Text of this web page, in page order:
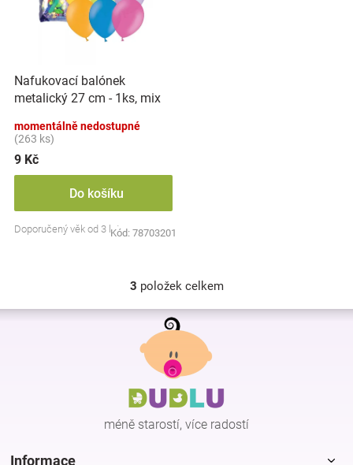
Nafukovací balónek
metalický 27 cm - 1ks, mix
momentálně nedostupné
(263 ks)
9 Kč
Do košíku
Doporučený věk od 3 letKód: 78703201
O
v
l
d
a
c
í
p
r
3 položek celkem
Z
méně starostí, více radostí
Informace